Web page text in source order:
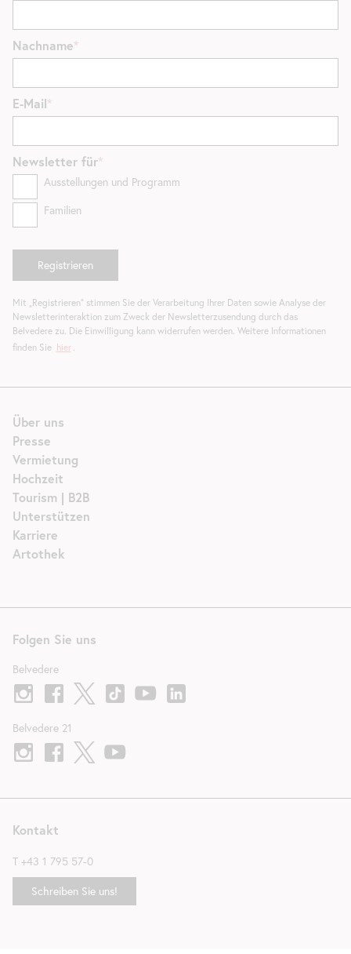
Über uns
Presse
Vermietung
Hochzeit
Tourism | B2B
Unterstützen
Karriere
Artothek
Kontakt
T +43 1 795 57-0
Schreiben Sie uns!
Folgen Sie uns
Belvedere
Belvedere 21
Nachname
E-Mail
Newsletter für
Ausstellungen und Programm
Familien
Mit „Registrieren“ stimmen Sie der Verarbeitung Ihrer Daten sowie Analyse der
Newsletterinteraktion zum Zweck der Newsletterzusendung durch das
Belvedere zu. Die Einwilligung kann widerrufen werden. Weitere Informationen
finden Sie hier